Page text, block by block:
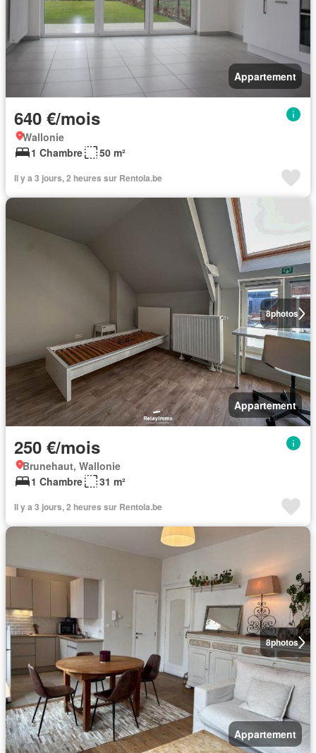
Appartement
640 €/mois
Wallonie
1 Chambre
50 m²
Il y a 3 jours, 2 heures sur Rentola.be
8photos
Appartement
250 €/mois
Brunehaut, Wallonie
1 Chambre
31 m²
Il y a 3 jours, 2 heures sur Rentola.be
8photos
Appartement